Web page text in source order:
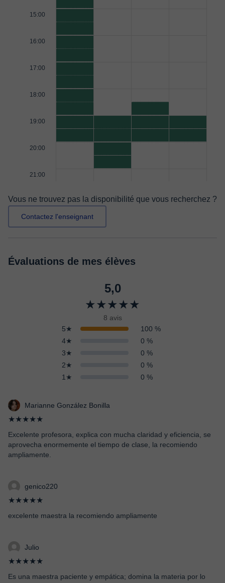
15:00
16:00
17:00
18:00
19:00
20:00
21:00
Vous ne trouvez pas la disponibilité que vous recherchez ?
Contactez l'enseignant
Évaluations de mes élèves
5,0
★★★★★
8 avis
5★
100 %
4★
0 %
3★
0 %
2★
0 %
1★
0 %
Marianne González Bonilla
★★★★★
Excelente profesora, explica con mucha claridad y eficiencia, se
aprovecha enormemente el tiempo de clase, la recomiendo
ampliamente.
genico220
★★★★★
excelente maestra la recomiendo ampliamente
Julio
★★★★★
Es una maestra paciente y empática; domina la materia por lo